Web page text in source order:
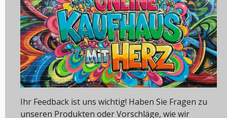
Ihr Feedback ist uns wichtig! Haben Sie Fragen zu
unseren Produkten oder Vorschläge, wie wir